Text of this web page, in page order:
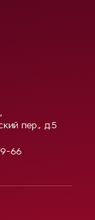
пер., д.5
66